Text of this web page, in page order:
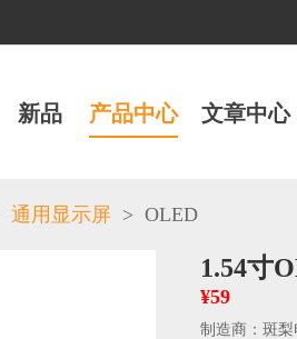
新品 产品中心 文章中心
通用显示屏 > OLED
1.54寸
¥59
制造商： 斑梨